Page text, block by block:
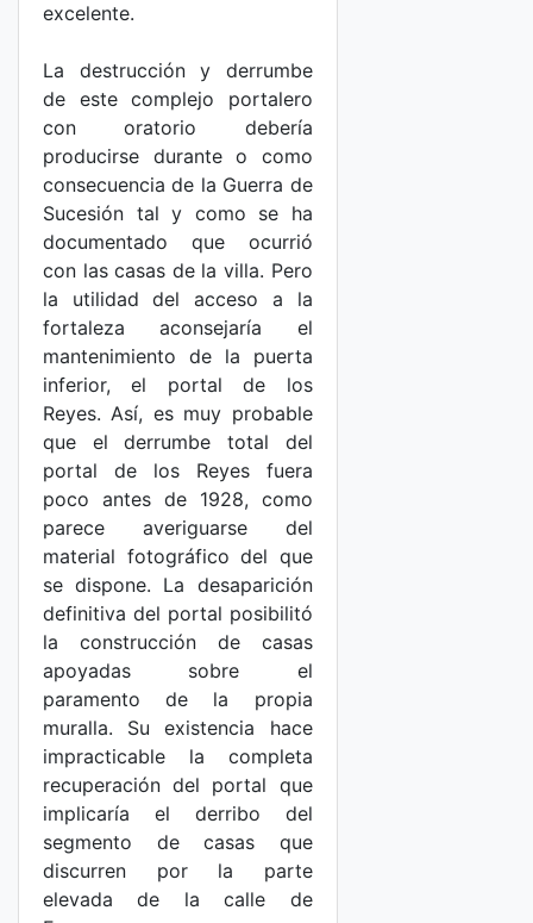
excelente.
La destrucción y derrumbe
de este complejo portalero
con oratorio debería
producirse durante o como
consecuencia de la Guerra de
Sucesión tal y como se ha
documentado que ocurrió
con las casas de la villa. Pero
la utilidad del acceso a la
fortaleza aconsejaría el
mantenimiento de la puerta
inferior, el portal de los
Reyes. Así, es muy probable
que el derrumbe total del
portal de los Reyes fuera
poco antes de 1928, como
parece averiguarse del
material fotográfico del que
se dispone. La desaparición
definitiva del portal posibilitó
la construcción de casas
apoyadas sobre el
paramento de la propia
muralla. Su existencia hace
impracticable la completa
recuperación del portal que
implicaría el derribo del
segmento de casas que
discurren por la parte
elevada de la calle de